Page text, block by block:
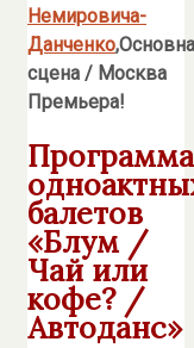
Немировича-
Данченко
сцена / Москва
Премьера!
Программа
балетов
«Блум /
Чай или
кофе? /
Автоданс»